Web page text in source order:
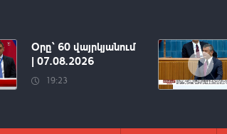
Օրը՝ 60 վայրկյանում
| 07.08.2026
19:23